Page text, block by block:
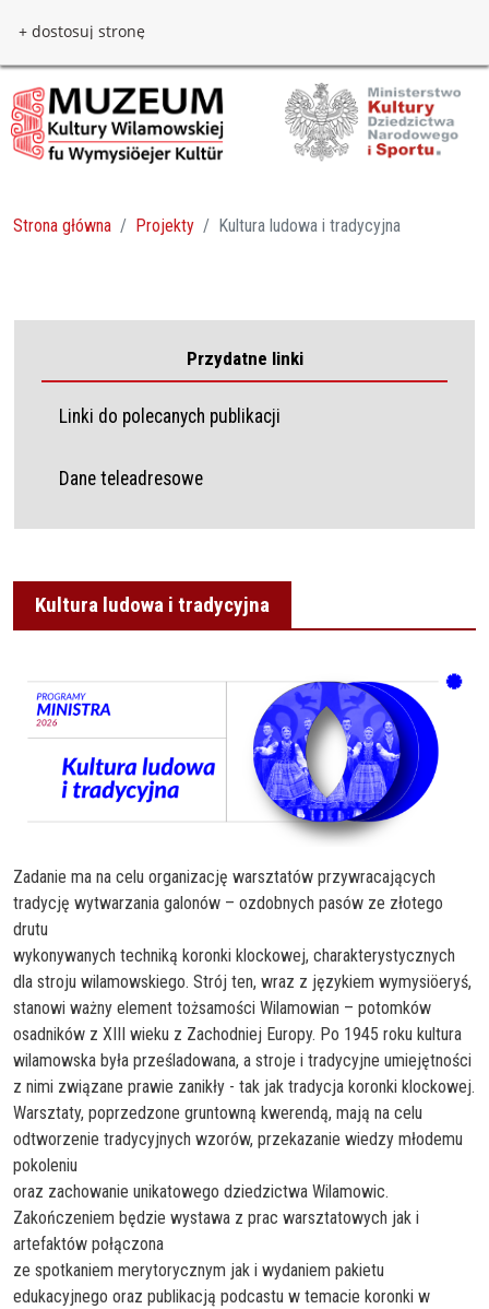
+ dostosuj stronę
Strona główna Projekty Kultura ludowa i tradycyjna
Kultura ludowa i tradycyjna
Zadanie ma na celu organizację warsztatów przywracających
tradycję wytwarzania galonów – ozdobnych pasów ze złotego
drutu
wykonywanych techniką koronki klockowej, charakterystycznych
dla stroju wilamowskiego. Strój ten, wraz z językiem wymysiöeryś,
stanowi ważny element tożsamości Wilamowian – potomków
osadników z XIII wieku z Zachodniej Europy. Po 1945 roku kultura
wilamowska była prześladowana, a stroje i tradycyjne umiejętności
z nimi związane prawie zanikły - tak jak tradycja koronki klockowej.
Warsztaty, poprzedzone gruntowną kwerendą, mają na celu
odtworzenie tradycyjnych wzorów, przekazanie wiedzy młodemu
pokoleniu
oraz zachowanie unikatowego dziedzictwa Wilamowic.
Zakończeniem będzie wystawa z prac warsztatowych jak i
artefaktów połączona
ze spotkaniem merytorycznym jak i wydaniem pakietu
edukacyjnego oraz publikacją podcastu w temacie koronki w
Przydatne linki
Linki do polecanych publikacji
Dane teleadresowe